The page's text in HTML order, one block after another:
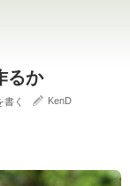
るか
書く KenD